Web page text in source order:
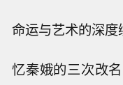
命运与艺术的深度
忆秦娥的三次改